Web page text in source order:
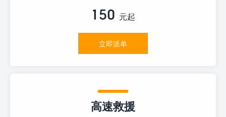
150 元起
立即派单
高速救援